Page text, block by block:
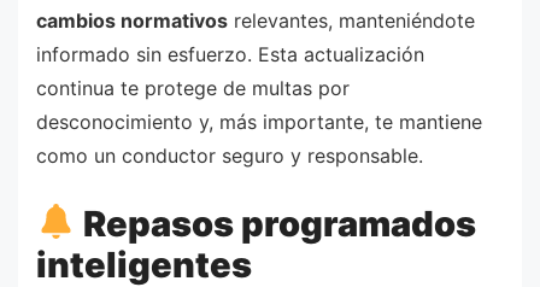
cambios normativos relevantes, manteniéndote
informado sin esfuerzo. Esta actualización
continua te protege de multas por
desconocimiento y, más importante, te mantiene
como un conductor seguro y responsable.
Repasos programados
inteligentes